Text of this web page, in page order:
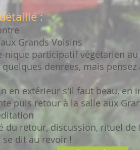
:
Grands Voisins
nique participatif végétarien
denrées, mais
en extérieur s'il faut beau, en
puis retour à la salle aux
du retour, discussion, rituel de
se dit au revoir !